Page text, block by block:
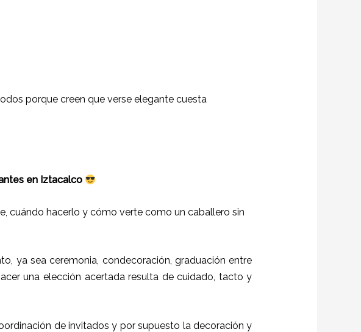
porque creen que verse elegante cuesta
en Iztacalco
cuándo hacerlo y cómo verte como un caballero sin
ya sea ceremonia, condecoración, graduación entre
una elección acertada resulta de cuidado, tacto y
de invitados y por supuesto la decoración y